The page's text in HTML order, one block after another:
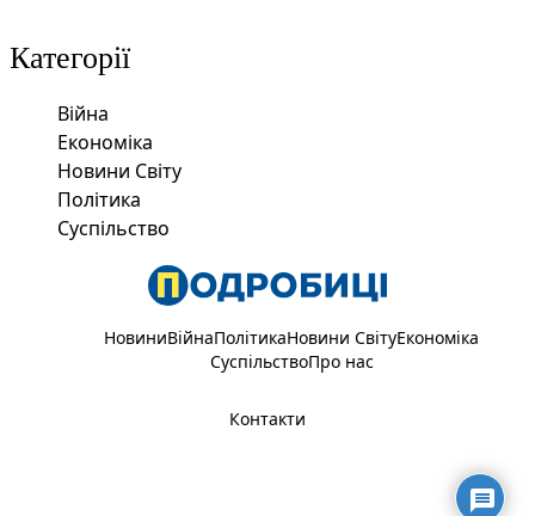
Категорії
Війна
Економіка
Новини Світу
Політика
Суспільство
НовиниВійнаПолітикаНовини СвітуЕкономіка
СуспільствоПро нас
Контакти